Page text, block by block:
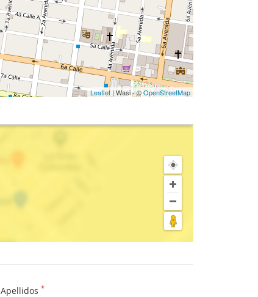
Leaflet| Wasi - ©OpenStreetMap
Apellidos *